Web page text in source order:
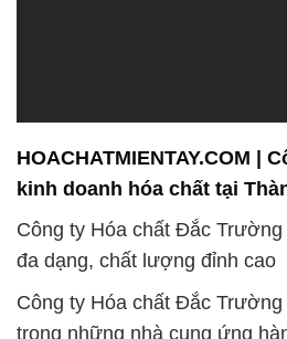
Công ty Hóa chất Đắc
đa dạng, chất lượng đỉnh cao
Công ty Hóa chất Đắc
trong những nhà cung ứng
hóa chất tại Việt Nam. Chúng
danh tiếng vững chắc dựa
lượng sản phẩm và dịch vụ
hàng đa dạng và phong phú,